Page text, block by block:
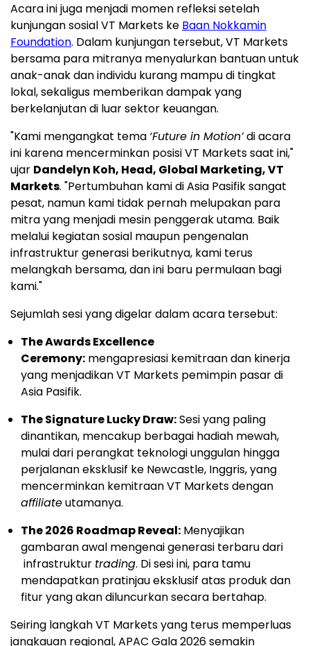
Acara ini juga menjadi momen refleksi setelah
kunjungan sosial VT Markets ke Baan Nokkamin
Foundation. Dalam kunjungan tersebut, VT Markets
bersama para mitranya menyalurkan bantuan untuk
anak-anak dan individu kurang mampu di tingkat
lokal, sekaligus memberikan dampak yang
berkelanjutan di luar sektor keuangan.
"Kami mengangkat tema ‘Future in Motion’di acara
ini karena mencerminkan posisi VT Markets saat ini,"
ujar Dandelyn Koh, Head, Global Marketing, VT
Markets. "Pertumbuhan kami di Asia Pasifik sangat
pesat, namun kami tidak pernah melupakan para
mitra yang menjadi mesin penggerak utama. Baik
melalui kegiatan sosial maupun pengenalan
infrastruktur generasi berikutnya, kami terus
melangkah bersama, dan ini baru permulaan bagi
kami."
Sejumlah sesi yang digelar dalam acara tersebut:
The Awards Excellence
Ceremony: mengapresiasi kemitraan dan kinerja
yang menjadikan VT Markets pemimpin pasar di
Asia Pasifik.
The Signature Lucky Draw:Sesi yang paling
dinantikan, mencakup berbagai hadiah mewah,
mulai dari perangkat teknologi unggulan hingga
perjalanan eksklusif ke Newcastle, Inggris, yang
mencerminkan kemitraan VT Markets dengan
affiliateutamanya.
The 2026 Roadmap Reveal: Menyajikan
gambaran awal mengenai generasi terbaru dari
infrastruktur trading. Di sesi ini, para tamu
mendapatkan pratinjau eksklusif atas produk dan
fitur yang akan diluncurkan secara bertahap.
Seiring langkah VT Markets yang terus memperluas
jangkauan regional, APAC Gala 2026 semakin